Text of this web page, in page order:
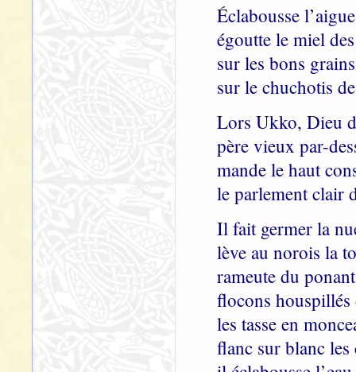
Éclabousse
égoutte le miel
sur les bons
sur le chuchotis
Lors Ukko, Dieu
père vieux par-
mande le haut
le parlement clair
Il fait germer la
lève au norois la
rameute du
flocons
les tasse en
flanc sur blanc les